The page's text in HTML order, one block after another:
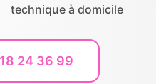
technique à domicile
24 36 99